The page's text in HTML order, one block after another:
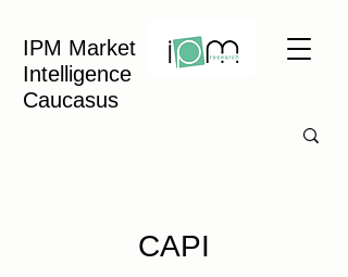
IPM Market
Intelligence
Caucasus
CAPI